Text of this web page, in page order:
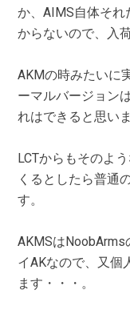
か、AIMS自体そ
からないので、入
AKMの時みたいに
ーマルバージョン
れはできると思いま
LCTからもそのよ
くるとしたら普通
す。
AKMSは
イAKなので、又個
ます・・・。